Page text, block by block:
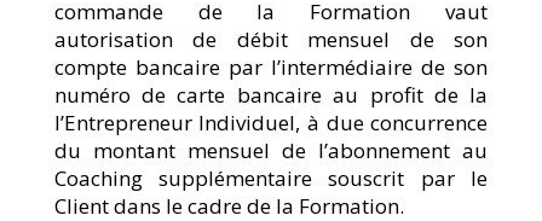
commande de la Formation vaut
autorisation de débit mensuel de son
compte bancaire par l’intermédiaire de son
numéro de carte bancaire au profit de la
l’Entrepreneur Individuel, à due concurrence
du montant mensuel de l’abonnement au
Coaching supplémentaire souscrit par le
Client dans le cadre de la Formation.